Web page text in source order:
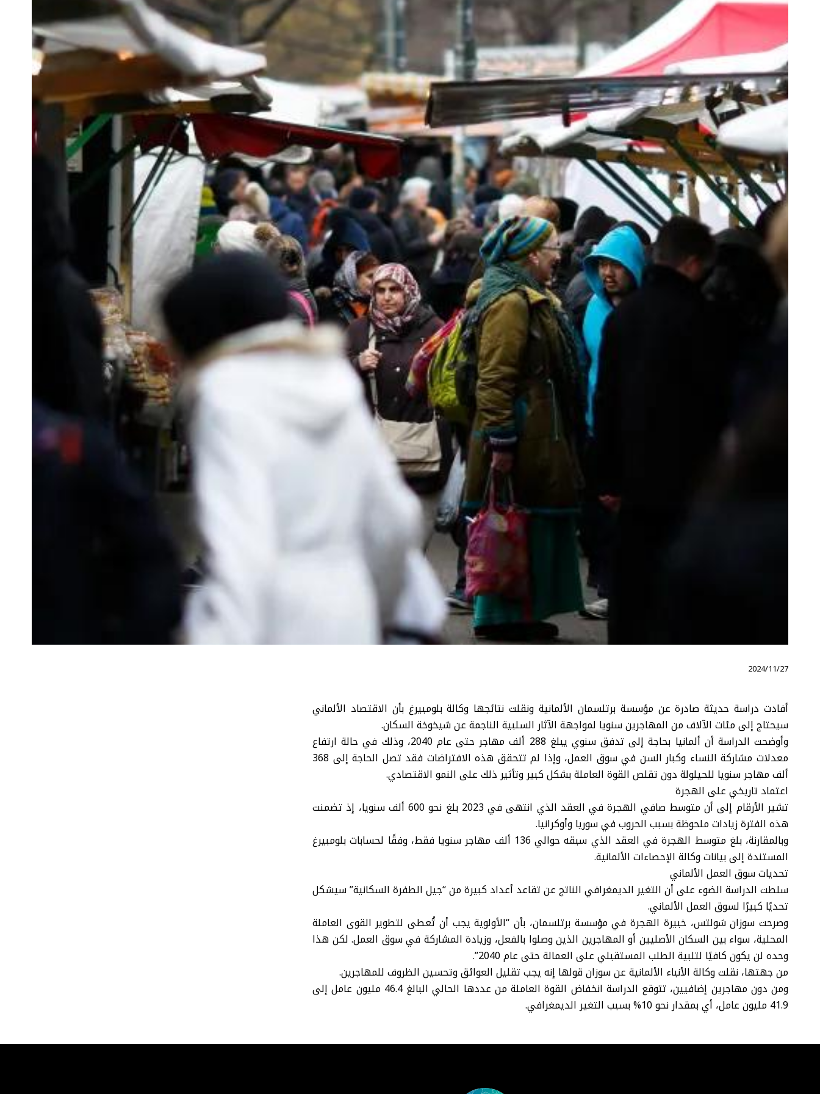
⠀ 2024/11/27
أفادت دراسة حديثة صادرة عن مؤسسة برتلسمان الألمانية ونقلت نتائجها وكالة بلومبيرغ بأن الاقتصاد الألماني
سيحتاج إلى مئات الآلاف من المهاجرين سنويا لمواجهة الآثار السلبية الناجمة عن شيخوخة السكان.
وأوضحت الدراسة أن ألمانيا بحاجة إلى تدفق سنوي يبلغ 288 ألف مهاجر حتى عام 2040، وذلك في حالة ارتفاع
معدلات مشاركة النساء وكبار السن في سوق العمل، وإذا لم تتحقق هذه الافتراضات فقد تصل الحاجة إلى 368
ألف مهاجر سنويا للحيلولة دون تقلص القوة العاملة بشكل كبير وتأثير ذلك على النمو الاقتصادي.
اعتماد تاريخي على الهجرة
تشير الأرقام إلى أن متوسط صافي الهجرة في العقد الذي انتهى في 2023 بلغ نحو 600 ألف سنويا، إذ تضمنت
هذه الفترة زيادات ملحوظة بسبب الحروب في سوريا وأوكرانيا.
وبالمقارنة، بلغ متوسط الهجرة في العقد الذي سبقه حوالي 136 ألف مهاجر سنويا فقط، وفقًا لحسابات بلومبيرغ
المستندة إلى بيانات وكالة الإحصاءات الألمانية.
تحديات سوق العمل الألماني
سلطت الدراسة الضوء على أن التغير الديمغرافي الناتج عن تقاعد أعداد كبيرة من “جيل الطفرة السكانية” سيشكل
تحديًا كبيرًا لسوق العمل الألماني.
وصرحت سوزان شولتس، خبيرة الهجرة في مؤسسة برتلسمان، بأن “الأولوية يجب أن تُعطى لتطوير القوى العاملة
المحلية، سواء بين السكان الأصليين أو المهاجرين الذين وصلوا بالفعل، وزيادة المشاركة في سوق العمل. لكن هذا
وحده لن يكون كافيًا لتلبية الطلب المستقبلي على العمالة حتى عام 2040”.
من جهتها، نقلت وكالة الأنباء الألمانية عن سوزان قولها إنه يجب تقليل العوائق وتحسين الظروف للمهاجرين.
ومن دون مهاجرين إضافيين، تتوقع الدراسة انخفاض القوة العاملة من عددها الحالي البالغ 46.4 مليون عامل إلى
41.9 مليون عامل، أي بمقدار نحو 10% بسبب التغير الديمغرافي.